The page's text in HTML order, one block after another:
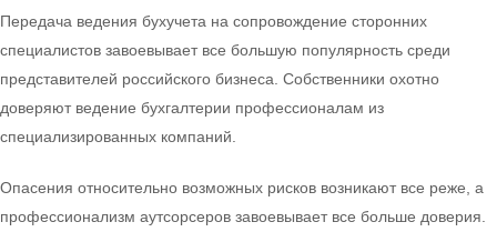
Передача ведения бухучета на сопровождение сторонних
специалистов завоевывает все большую популярность среди
представителей российского бизнеса. Собственники охотно
доверяют ведение бухгалтерии профессионалам из
специализированных компаний.
Опасения относительно возможных рисков возникают все реже, а
профессионализм аутсорсеров завоевывает все больше доверия.